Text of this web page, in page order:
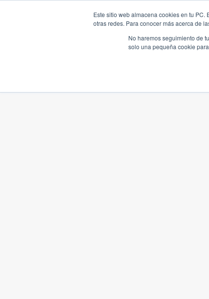
Este sitio web almacena cookies en tu
otras redes. Para conocer más acerca de
No haremos seguimiento de
solo una pequeña cookie